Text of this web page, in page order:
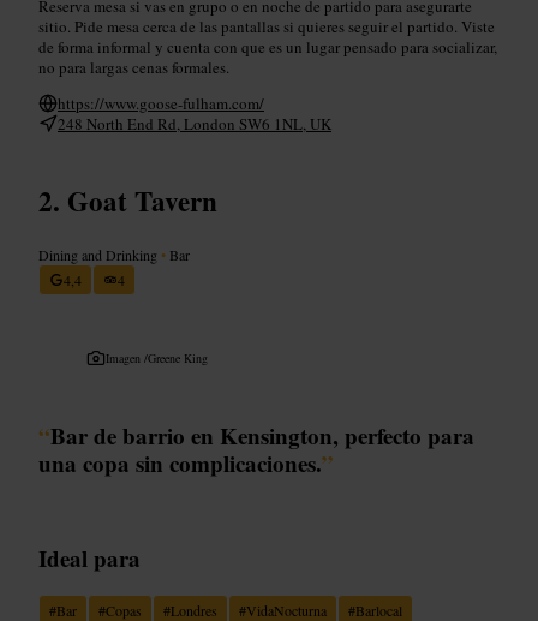
Reserva mesa si vas en grupo o en noche de partido para asegurarte
sitio. Pide mesa cerca de las pantallas si quieres seguir el partido. Viste
de forma informal y cuenta con que es un lugar pensado para socializar,
no para largas cenas formales.
https://www.goose-fulham.com/
248 North End Rd, London SW6 1NL, UK
Goat Tavern
Dining and Drinking • Bar
4,4
4
Imagen /Greene King
“Bar de barrio en Kensington, perfecto para
una copa sin complicaciones.”
Ideal para
#Bar #Copas #Londres #VidaNocturna #Barlocal